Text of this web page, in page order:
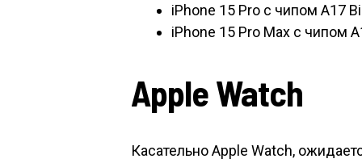
iPhone 15 Pro с чипом A17
iPhone 15 Pro Max с чипом
Apple Watch
Касательно Apple Watch,